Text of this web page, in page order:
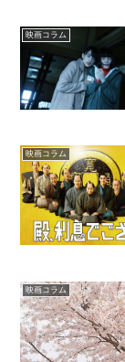
映画コラム
映画コラム
映画コラム